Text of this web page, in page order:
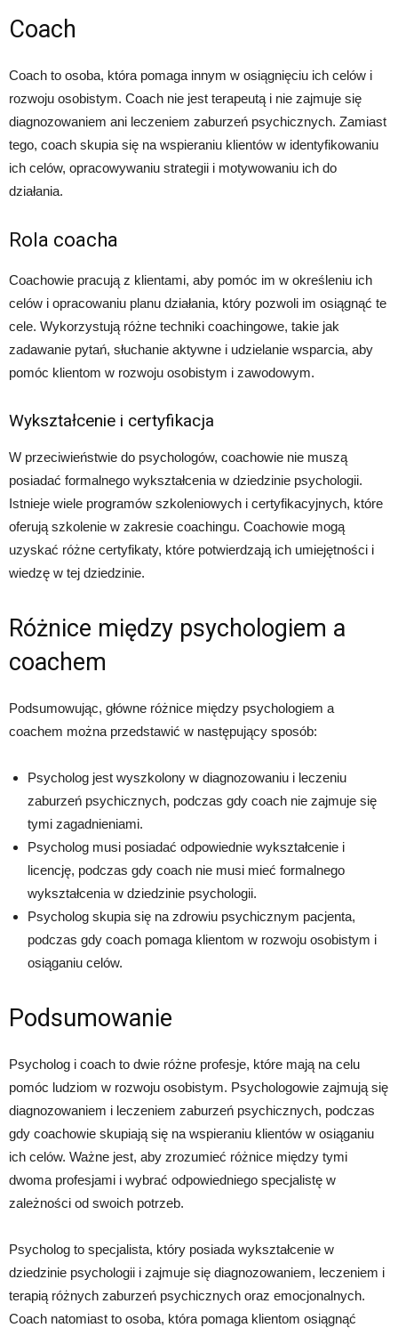
Coach
Coach to osoba, która pomaga innym w osiągnięciu ich celów i
rozwoju osobistym. Coach nie jest terapeutą i nie zajmuje się
diagnozowaniem ani leczeniem zaburzeń psychicznych. Zamiast
tego, coach skupia się na wspieraniu klientów w identyfikowaniu
ich celów, opracowywaniu strategii i motywowaniu ich do
działania.
Rola coacha
Coachowie pracują z klientami, aby pomóc im w określeniu ich
celów i opracowaniu planu działania, który pozwoli im osiągnąć te
cele. Wykorzystują różne techniki coachingowe, takie jak
zadawanie pytań, słuchanie aktywne i udzielanie wsparcia, aby
pomóc klientom w rozwoju osobistym i zawodowym.
Wykształcenie i certyfikacja
W przeciwieństwie do psychologów, coachowie nie muszą
posiadać formalnego wykształcenia w dziedzinie psychologii.
Istnieje wiele programów szkoleniowych i certyfikacyjnych, które
oferują szkolenie w zakresie coachingu. Coachowie mogą
uzyskać różne certyfikaty, które potwierdzają ich umiejętności i
wiedzę w tej dziedzinie.
Różnice między psychologiem a
coachem
Podsumowując, główne różnice między psychologiem a
coachem można przedstawić w następujący sposób:
Psycholog jest wyszkolony w diagnozowaniu i leczeniu
zaburzeń psychicznych, podczas gdy coach nie zajmuje się
tymi zagadnieniami.
Psycholog musi posiadać odpowiednie wykształcenie i
licencję, podczas gdy coach nie musi mieć formalnego
wykształcenia w dziedzinie psychologii.
Psycholog skupia się na zdrowiu psychicznym pacjenta,
podczas gdy coach pomaga klientom w rozwoju osobistym i
osiąganiu celów.
Podsumowanie
Psycholog i coach to dwie różne profesje, które mają na celu
pomóc ludziom w rozwoju osobistym. Psychologowie zajmują się
diagnozowaniem i leczeniem zaburzeń psychicznych, podczas
gdy coachowie skupiają się na wspieraniu klientów w osiąganiu
ich celów. Ważne jest, aby zrozumieć różnice między tymi
dwoma profesjami i wybrać odpowiedniego specjalistę w
zależności od swoich potrzeb.
Psycholog to specjalista, który posiada wykształcenie w
dziedzinie psychologii i zajmuje się diagnozowaniem, leczeniem i
terapią różnych zaburzeń psychicznych oraz emocjonalnych.
Coach natomiast to osoba, która pomaga klientom osiągnąć